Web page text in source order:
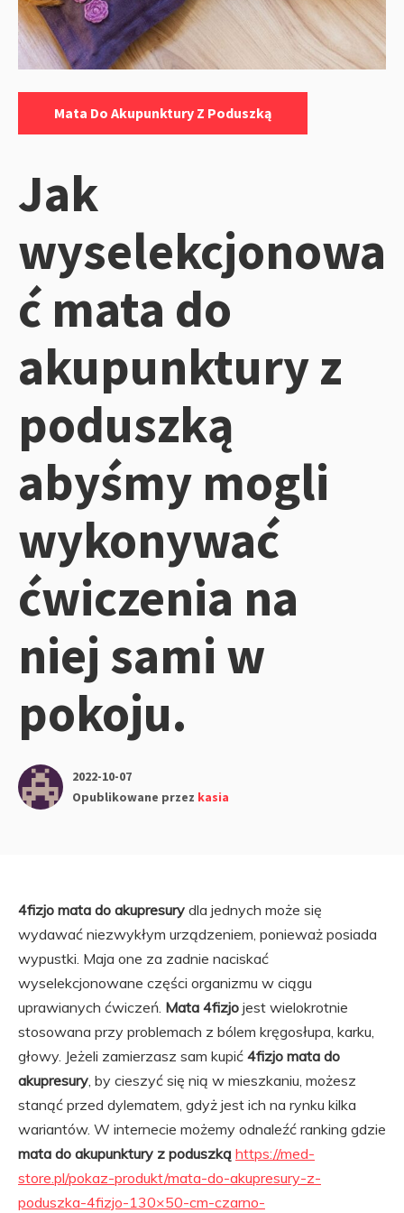
Mata Do Akupunktury Z Poduszką
Jak
wyselekcjonowa
ć mata do
akupunktury z
poduszką
abyśmy mogli
wykonywać
ćwiczenia na
niej sami w
pokoju.
2022-10-07
Opublikowane przez kasia
4fizjo mata do akupresury dla jednych może się
wydawać niezwykłym urządzeniem, ponieważ posiada
wypustki. Maja one za zadnie naciskać
wyselekcjonowane części organizmu w ciągu
uprawianych ćwiczeń. Mata 4fizjo jest wielokrotnie
stosowana przy problemach z bólem kręgosłupa, karku,
głowy. Jeżeli zamierzasz sam kupić 4fizjo mata do
akupresury, by cieszyć się nią w mieszkaniu, możesz
stanąć przed dylematem, gdyż jest ich na rynku kilka
wariantów. W internecie możemy odnaleźć ranking gdzie
mata do akupunktury z poduszką https://med-
store.pl/pokaz-produkt/mata-do-akupresury-z-
poduszka-4fizjo-130×50-cm-czarno-